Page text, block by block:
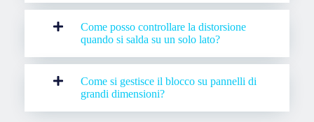
Come posso controllare la distorsione
quando si salda su un solo lato?
Come si gestisce il blocco su pannelli di
grandi dimensioni?